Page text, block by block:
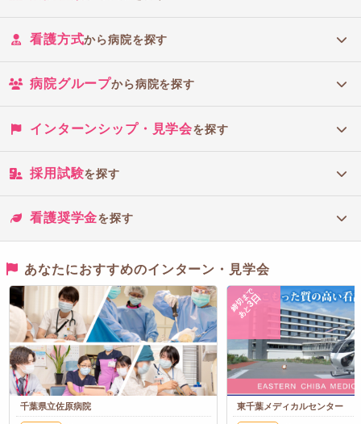
看護方式から病院を探す
病院グループから病院を探す
インターンシップ・見学会を探す
採用試験を探す
看護奨学金を探す
あなたにおすすめのインターン・見学会
千葉県立佐原病院
締切まで
あと
3日
東千葉メディカルセンター